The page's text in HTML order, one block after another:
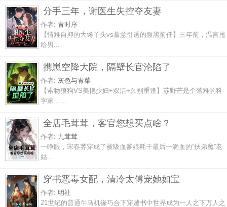
分手三年，谢医生失控夺友妻
作者: 青时序
【情难自抑的大馋丫头vs蓄意引诱的腹黑前任】三年前，温言甩
给男...
携崽空降大院，隔壁长官沦陷了
作者: 灰色与青菜
【索吻狼狗VS美艳少妇+双洁+久别重逢】苏野芒是个落难的科
学家，...
全店毛茸茸，客官您想买点啥？
作者: 九茸茸
一睁眼，宋春荠穿成了被吸血爹娘耗干最后一滴血的“扶弟魔”老
姑...
穿书恶毒女配，清冷太傅宠她如宝
作者: 明社
21世纪的普通牛马机缘巧合下穿越书中世界成为一人之下万人之